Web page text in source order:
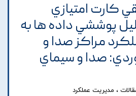
کارت امتيازي
پوششي داده ها به
مراکز صدا و
صدا و سيماي
، مدیریت عملکرد